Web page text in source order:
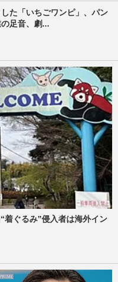
た「いちごワンピ」、パン
足音、劇...
着ぐるみ”侵入者は海外イン